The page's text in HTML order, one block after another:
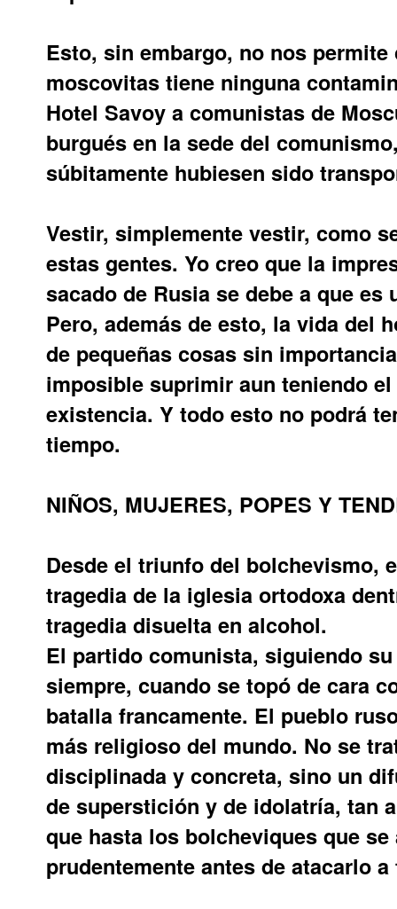
Esto, sin embargo, no nos
moscovitas tiene ninguna
Hotel Savoy a comunistas de
burgués en la sede del
súbitamente hubiesen sido
Vestir, simplemente vestir, como
estas gentes. Yo creo que la
sacado de Rusia se debe a que
Pero, además de esto, la vida del
de pequeñas cosas sin
imposible suprimir aun teniendo
existencia. Y todo esto no podrá
tiempo.
NIÑOS, MUJERES, POPES Y
Desde el triunfo del bolchevismo,
tragedia de la iglesia ortodoxa
tragedia disuelta en alcohol.
El partido comunista, siguiendo
siempre, cuando se topó de cara
batalla francamente. El pueblo
más religioso del mundo. No se
disciplinada y concreta, sino un
de superstición y de idolatría, tan
que hasta los bolcheviques que
prudentemente antes de atacarlo